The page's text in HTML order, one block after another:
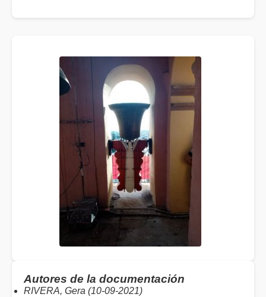
Autores de la documentación
RIVERA, Gera (10-09-2021)